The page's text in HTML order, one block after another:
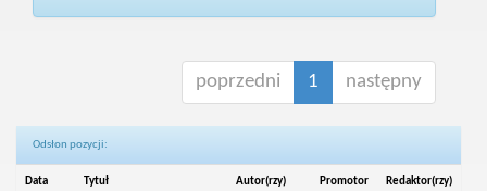
poprzedni 1 następny
Odsłon pozycji:
Data
Tytuł Autor(rzy) Promotor Redaktor(rzy)